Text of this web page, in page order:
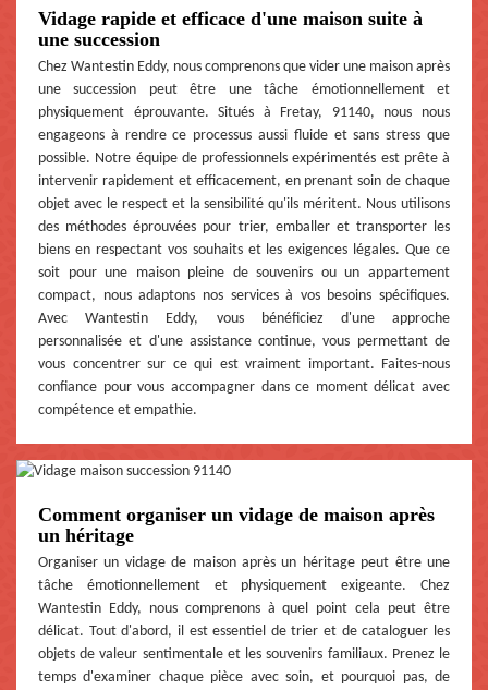
Vidage rapide et efficace d'une maison suite à
une succession
Chez Wantestin Eddy, nous comprenons que vider une maison après
une succession peut être une tâche émotionnellement et
physiquement éprouvante. Situés à Fretay, 91140, nous nous
engageons à rendre ce processus aussi fluide et sans stress que
possible. Notre équipe de professionnels expérimentés est prête à
intervenir rapidement et efficacement, en prenant soin de chaque
objet avec le respect et la sensibilité qu'ils méritent. Nous utilisons
des méthodes éprouvées pour trier, emballer et transporter les
biens en respectant vos souhaits et les exigences légales. Que ce
soit pour une maison pleine de souvenirs ou un appartement
compact, nous adaptons nos services à vos besoins spécifiques.
Avec Wantestin Eddy, vous bénéficiez d'une approche
personnalisée et d'une assistance continue, vous permettant de
vous concentrer sur ce qui est vraiment important. Faites-nous
confiance pour vous accompagner dans ce moment délicat avec
compétence et empathie.
Comment organiser un vidage de maison après
un héritage
Organiser un vidage de maison après un héritage peut être une
tâche émotionnellement et physiquement exigeante. Chez
Wantestin Eddy, nous comprenons à quel point cela peut être
délicat. Tout d'abord, il est essentiel de trier et de cataloguer les
objets de valeur sentimentale et les souvenirs familiaux. Prenez le
temps d'examiner chaque pièce avec soin, et pourquoi pas, de